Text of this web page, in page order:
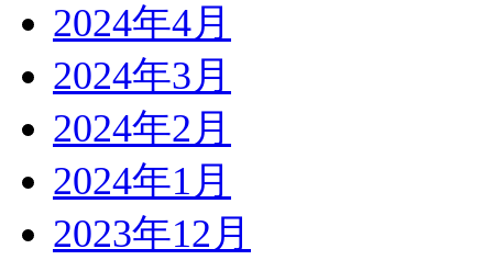
2024年4月
2024年3月
2024年2月
2024年1月
2023年12月